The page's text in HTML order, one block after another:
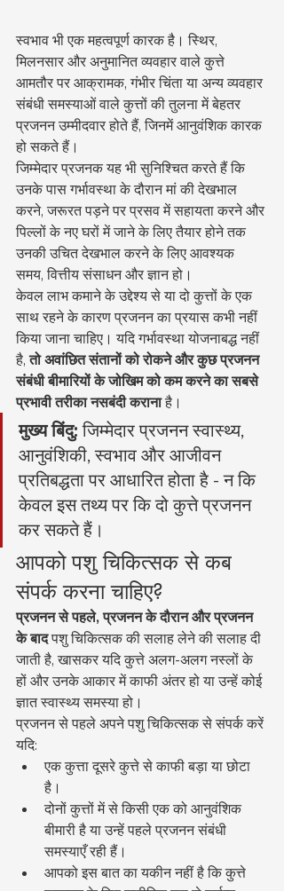
स्वभाव भी एक महत्वपूर्ण कारक है। स्थिर,
मिलनसार और अनुमानित व्यवहार वाले कुत्ते
आमतौर पर आक्रामक, गंभीर चिंता या अन्य व्यवहार
संबंधी समस्याओं वाले कुत्तों की तुलना में बेहतर
प्रजनन उम्मीदवार होते हैं, जिनमें आनुवंशिक कारक
हो सकते हैं।
जिम्मेदार प्रजनक यह भी सुनिश्चित करते हैं कि
उनके पास गर्भावस्था के दौरान मां की देखभाल
करने, जरूरत पड़ने पर प्रसव में सहायता करने और
पिल्लों के नए घरों में जाने के लिए तैयार होने तक
उनकी उचित देखभाल करने के लिए आवश्यक
समय, वित्तीय संसाधन और ज्ञान हो।
केवल लाभ कमाने के उद्देश्य से या दो कुत्तों के एक
साथ रहने के कारण प्रजनन का प्रयास कभी नहीं
किया जाना चाहिए। यदि गर्भावस्था योजनाबद्ध नहीं
है, तो अवांछित संतानों को रोकने और कुछ प्रजनन
संबंधी बीमारियों के जोखिम को कम करने का सबसे
प्रभावी तरीका नसबंदी कराना है।
मुख्य बिंदु: जिम्मेदार प्रजनन स्वास्थ्य,
आनुवंशिकी, स्वभाव और आजीवन
प्रतिबद्धता पर आधारित होता है - न कि
केवल इस तथ्य पर कि दो कुत्ते प्रजनन
कर सकते हैं।
आपको पशु चिकित्सक से कब
संपर्क करना चाहिए?
प्रजनन से पहले, प्रजनन के दौरान और प्रजनन
के बाद पशु चिकित्सक की सलाह लेने की सलाह दी
जाती है, खासकर यदि कुत्ते अलग-अलग नस्लों के
हों और उनके आकार में काफी अंतर हो या उन्हें कोई
ज्ञात स्वास्थ्य समस्या हो।
प्रजनन से पहले अपने पशु चिकित्सक से संपर्क करें
यदि:
एक कुत्ता दूसरे कुत्ते से काफी बड़ा या छोटा
है।
दोनों कुत्तों में से किसी एक को आनुवंशिक
बीमारी है या उन्हें पहले प्रजनन संबंधी
समस्याएँ रही हैं।
आपको इस बात का यकीन नहीं है कि कुत्ते